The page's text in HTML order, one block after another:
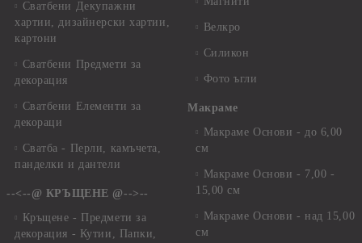
Сватбени Декупажни
хартии, дизайнерски хартии,
картони
Сватбени Предмети за
декорация
Сватбени Елементи за
декораци
Сватба - Перли, камъчета,
панделки и дантели
--<--@ КРЪЩЕНЕ @-->--
Кръщене - Предмети за
декорация - Кутии, Папки,
Велкро
Силикон
Фото ъгли
Макраме
Макраме Основи - до 6,00
см
Макраме Основи - 7,00 -
15,00 см
Макраме Основи - над 15,00
см